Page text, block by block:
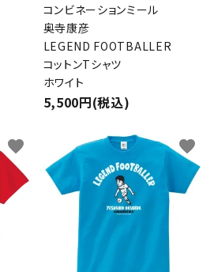
コンビネーションミール
奥寺康彦
LEGEND FOOTBALLER
コットンTシャツ
ホワイト
5,500円(税込)
favorite favorite